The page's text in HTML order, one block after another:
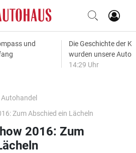
und
Die Geschichte der
wurden unsere
14:29 Uhr
Autohandel
Zum Abschied ein Lächeln
2016: Zum